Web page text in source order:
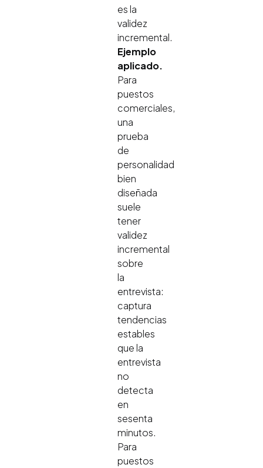
es la
validez
incremental.
Ejemplo
aplicado.
Para
puestos
comerciales,
una
prueba
de
personalidad
bien
diseñada
suele
tener
validez
incremental
sobre
la
entrevista:
captura
tendencias
estables
que la
entrevista
no
detecta
en
sesenta
minutos.
Para
puestos